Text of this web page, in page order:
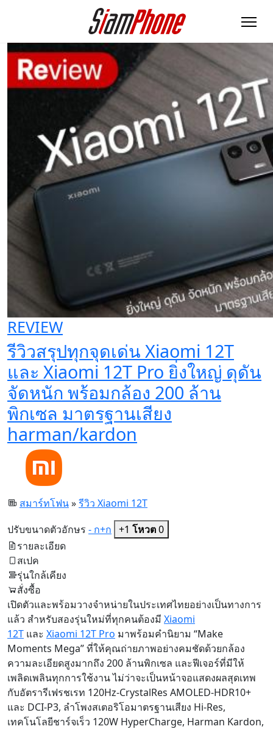
REVIEW
รีวิวสรุปทุกจุดเด่น Xiaomi 12T
และ Xiaomi 12T Pro ยิ่งใหญ่ ดุดัน
จัดหนัก พร้อมกล้อง 200 ล้าน
พิกเซล มาตรฐานเสียง
harman/kardon
สมาร์ทโฟน»รีวิว Xiaomi 12T
ปรับขนาดตัวอักษร - ก+ก +1 โหวต0
รายละเอียด
สเปค
รุ่นใกล้เคียง
สั่งซื้อ
เปิดตัวและพร้อมวางจำหน่ายในประเทศไทยอย่างเป็นทางการ
แล้ว สำหรับสองรุ่นใหม่ที่ทุกคนต้องมี Xiaomi
12T และ Xiaomi 12T Pro มาพร้อมคำนิยาม “Make
Moments Mega” ที่ให้คุณถ่ายภาพอย่างคมชัดด้วยกล้อง
ความละเอียดสูงมากถึง 200 ล้านพิกเซล และฟีเจอร์ที่มีให้
เพลิดเพลินทุกการใช้งาน ไม่ว่าจะเป็นหน้าจอแสดงผลสุดเทพ
กับอัตรารีเฟรชเรท 120Hz-CrystalRes AMOLED-HDR10+
และ DCI-P3, ลำโพงสเตอริโอมาตรฐานเสียง Hi-Res,
เทคโนโลยีชาร์จเร็ว 120W HyperCharge, Harman Kardon,